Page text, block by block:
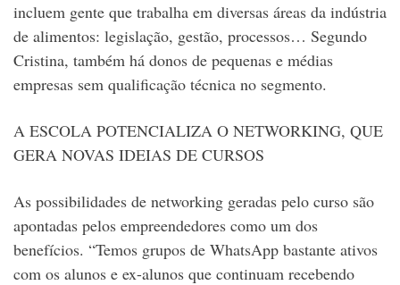
incluem gente que trabalha em diversas áreas da indústria
de alimentos: legislação, gestão, processos… Segundo
Cristina, também há donos de pequenas e médias
empresas sem qualificação técnica no segmento.
A ESCOLA POTENCIALIZA O NETWORKING, QUE
GERA NOVAS IDEIAS DE CURSOS
As possibilidades de networking geradas pelo curso são
apontadas pelos empreendedores como um dos
benefícios. “Temos grupos de WhatsApp bastante ativos
com os alunos e ex-alunos que continuam recebendo